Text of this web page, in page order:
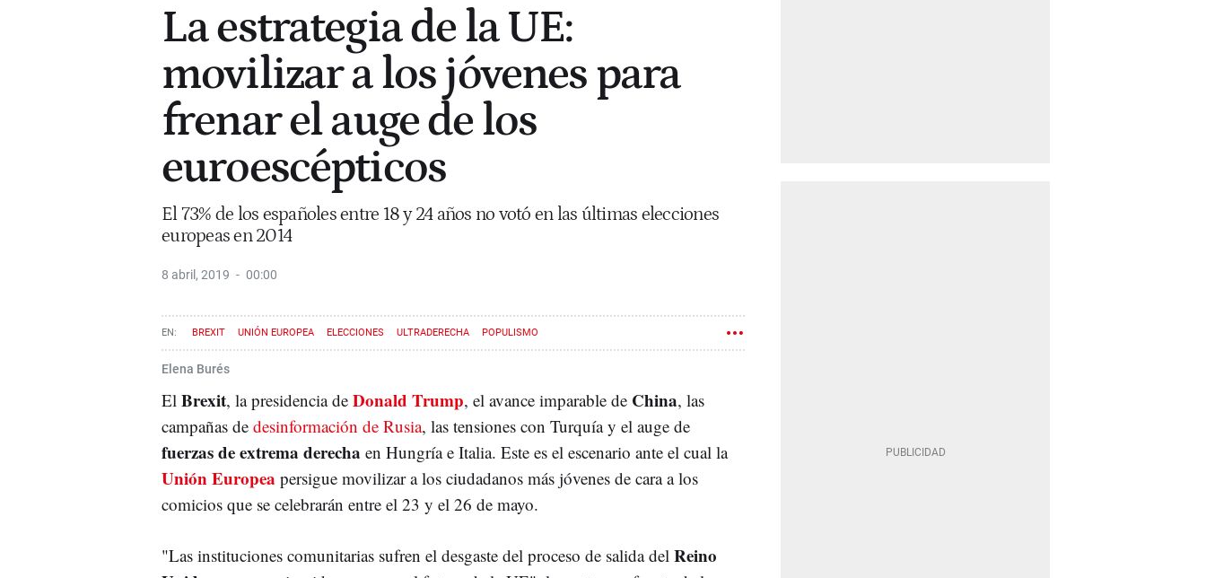
La estrategia de la UE:
movilizar a los jóvenes para
frenar el auge de los
euroescépticos
El 73% de los españoles entre 18 y 24 años no votó en las últimas elecciones
europeas en 2014
8 abril, 2019 00:00
BREXIT UNIÓN EUROPEA ELECCIONES ULTRADERECHA POPULISMO
Elena Burés
El Brexit, la presidencia de Donald Trump, el avance imparable de China, las
campañas de desinformación de Rusia, las tensiones con Turquía y el auge de
fuerzas de extrema derecha en Hungría e Italia. Este es el escenario ante el cual la
Unión Europea persigue movilizar a los ciudadanos más jóvenes de cara a los
comicios que se celebrarán entre el 23 y el 26 de mayo.
"Las instituciones comunitarias sufren el desgaste del proceso de salida del Reino